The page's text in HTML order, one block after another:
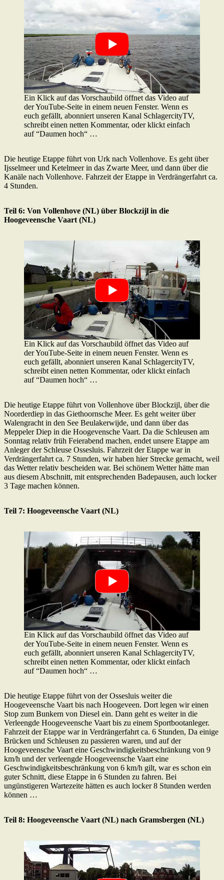
Ein Klick auf das Vorschaubild öffnet das Video auf
der YouTube-Seite in einem neuen Fenster. Wenn es
euch gefällt, abonniert unseren Kanal SchlagercityTV,
schreibt einen netten Kommentar, oder klickt einfach
auf “Daumen hoch“ …
Die heutige Etappe führt von Urk nach Vollenhove. Es geht über
Ijsselmeer und Ketelmeer in das Zwarte Meer, und dann über die
Kanäle nach Vollenhove. Fahrzeit der Etappe in Verdrängerfahrt ca.
4 Stunden.
Teil 6: Von Vollenhove (NL) über Blockzijl in die
Hoogeveensche Vaart (NL)
Ein Klick auf das Vorschaubild öffnet das Video auf
der YouTube-Seite in einem neuen Fenster. Wenn es
euch gefällt, abonniert unseren Kanal SchlagercityTV,
schreibt einen netten Kommentar, oder klickt einfach
auf “Daumen hoch“ …
Die heutige Etappe führt von Vollenhove über Blockzijl, über die
Noorderdiep in das Giethoornsche Meer. Es geht weiter über
Walengracht in den See Beulakerwijde, und dann über das
Meppeler Diep in die Hoogevensche Vaart. Da die Schleusen am
Sonntag relativ früh Feierabend machen, endet unsere Etappe am
Anleger der Schleuse Ossesluis. Fahrzeit der Etappe war in
Verdrängerfahrt ca. 7 Stunden, wir haben hier Strecke gemacht, weil
das Wetter relativ bescheiden war. Bei schönem Wetter hätte man
aus diesem Abschnitt, mit entsprechenden Badepausen, auch locker
3 Tage machen können.
Teil 7: Hoogeveensche Vaart (NL)
Ein Klick auf das Vorschaubild öffnet das Video auf
der YouTube-Seite in einem neuen Fenster. Wenn es
euch gefällt, abonniert unseren Kanal SchlagercityTV,
schreibt einen netten Kommentar, oder klickt einfach
auf “Daumen hoch“ …
Die heutige Etappe führt von der Ossesluis weiter die
Hoogeveensche Vaart bis nach Hoogeveen. Dort legen wir einen
Stop zum Bunkern von Diesel ein. Dann geht es weiter in die
Verleengde Hoogeveensche Vaart bis zu einem Sportbootanleger.
Fahrzeit der Etappe war in Verdrängerfahrt ca. 6 Stunden, Da einige
Brücken und Schleusen zu passieren waren, und auf der
Hoogeveensche Vaart eine Geschwindigkeitsbeschränkung von 9
km/h und der verleengde Hoogeveensche Vaart eine
Geschwindigkeitsbeschränkung von 6 km/h gilt, war es schon ein
guter Schnitt, diese Etappe in 6 Stunden zu fahren. Bei
ungünstigeren Wartezeite hätten es auch locker 8 Stunden werden
können …
Teil 8: Hoogeveensche Vaart (NL) nach Gramsbergen (NL)